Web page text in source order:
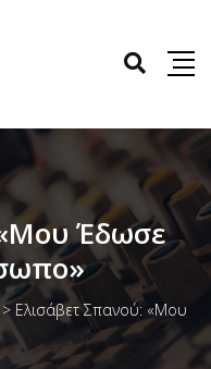
Έδωσε
> Ελισάβετ Σπανού: «Μου